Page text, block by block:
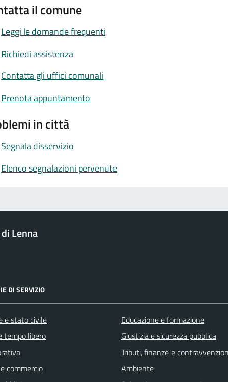
il comune
Leggi le domande frequenti
Richiedi assistenza
Contatta gli uffici comunali
Prenota appuntamento
in città
Segnala disservizio
Elenco segnalazioni pervenute
Lenna
DI SERVIZIO
e stato civile
tempo libero
commercio
Educazione e formazione
Giustizia e sicurezza pubblica
Tributi, finanze e
Ambiente